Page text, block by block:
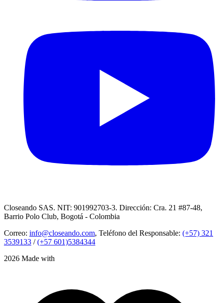
Closeando SAS. NIT: 901992703-3. Dirección: Cra. 21 #87-48,
Barrio Polo Club, Bogotá - Colombia
Correo: info@closeando.com, Teléfono del Responsable: (+57) 321
3539133 /(+57 601)5384344
2026 Made with